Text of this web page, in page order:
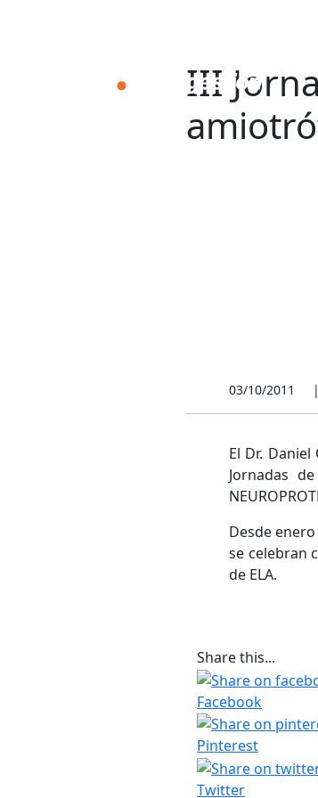
III
03/10/2011 |
El Dr.
Jornadas
Desde
se celebran
de ELA.
Share this...
Facebook
Pinterest
Twitter